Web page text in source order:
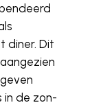
diner. Dit
de zon-